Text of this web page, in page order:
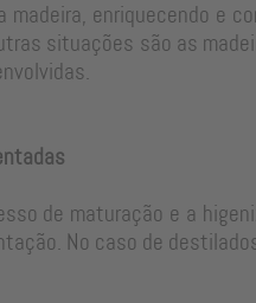
enriquecendo e
situações são as
de maturação e a
No caso de